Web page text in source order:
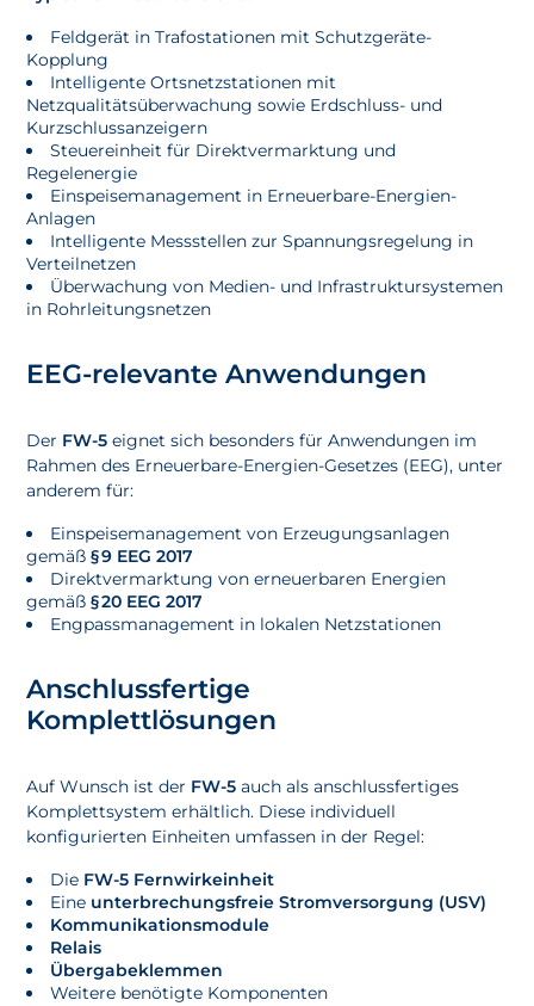
Feldgerät in Trafostationen mit Schutzgeräte-
Kopplung
Intelligente Ortsnetzstationen mit
Netzqualitätsüberwachung sowie Erdschluss- und
Kurzschlussanzeigern
Steuereinheit für Direktvermarktung und
Regelenergie
Einspeisemanagement in Erneuerbare-Energien-
Anlagen
Intelligente Messstellen zur Spannungsregelung in
Verteilnetzen
Überwachung von Medien- und Infrastruktursystemen
in Rohrleitungsnetzen
EEG-relevante Anwendungen
Der FW-5 eignet sich besonders für Anwendungen im
Rahmen des Erneuerbare-Energien-Gesetzes (EEG), unter
anderem für:
Einspeisemanagement von Erzeugungsanlagen
gemäß§ 9 EEG 2017
Direktvermarktung von erneuerbaren Energien
gemäß§ 20 EEG 2017
Engpassmanagement in lokalen Netzstationen
Anschlussfertige
Komplettlösungen
Auf Wunsch ist der FW-5 auch als anschlussfertiges
Komplettsystem erhältlich. Diese individuell
konfigurierten Einheiten umfassen in der Regel:
Die FW-5 Fernwirkeinheit
Eine unterbrechungsfreie Stromversorgung (USV)
Kommunikationsmodule
Relais
Übergabeklemmen
Weitere benötigte Komponenten